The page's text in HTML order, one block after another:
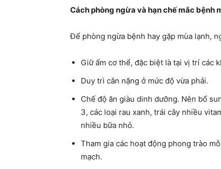
Cách phòng ngừa và hạn chế mắc bệnh
Để phòng ngừa bệnh hay gặp mùa lạnh,
Giữ ấm cơ thể, đặc biệt là tại vị trí các
Duy trì cân nặng ở mức độ vừa phải.
Chế độ ăn giàu dinh dưỡng. Nên bổ
3, các loại rau xanh, trái cây nhiều
nhiều bữa nhỏ.
Tham gia các hoạt động phong trào
mạch.